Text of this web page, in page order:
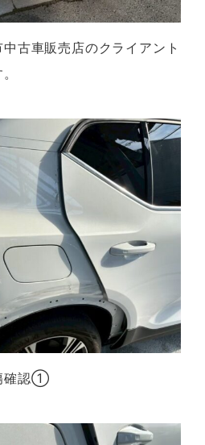
古車販売店のクライアント
確認①